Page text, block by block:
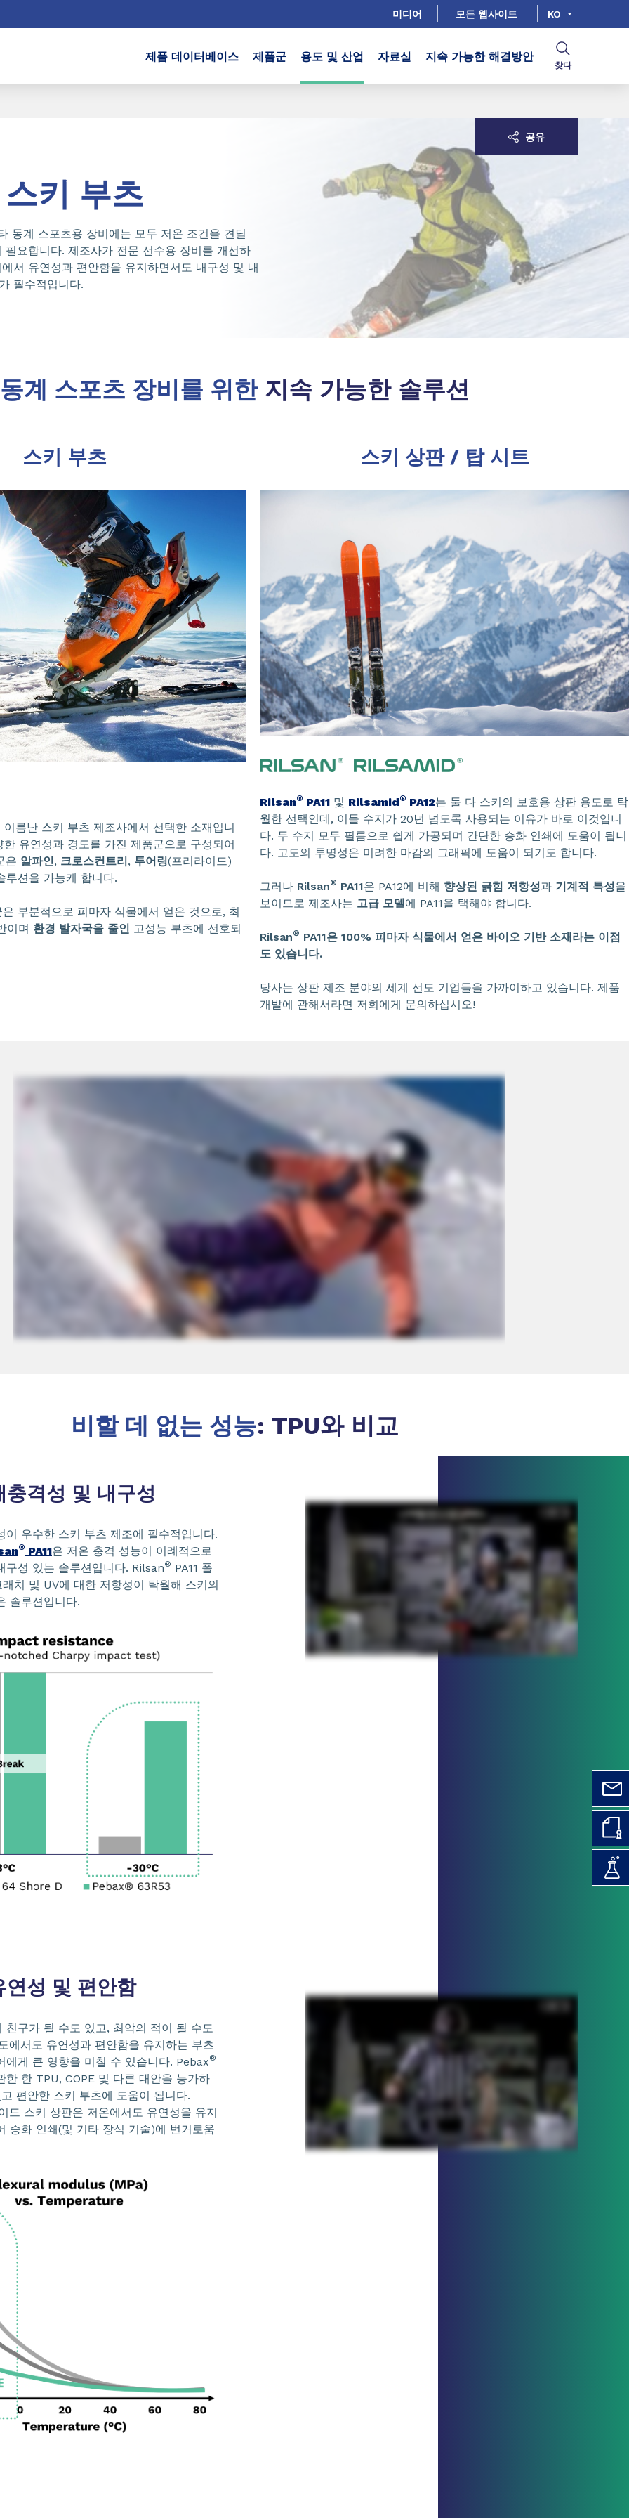
미디어 모든 웹사이트 KO
제품 데이터베이스 제품군 용도 및 산업 자료실 지속 가능한 해결방안
찾다
키 부츠
동계 스포츠용 장비에는 모두 저온 조건을 견딜
필요합니다. 제조사가 전문 선수용 장비를 개선하
서 유연성과 편안함을 유지하면서도 내구성 및 내
필수적입니다.
공유
동계 스포츠 장비를 위한지속 가능한 솔루션
스키 부츠
이름난 스키 부츠 제조사에서 선택한 소재입니
한 유연성과 경도를 가진 제품군으로 구성되어
은 알파인, 크로스컨트리, 투어링(프리라이드)
루션을 가능케 합니다.
은 부분적으로 피마자 식물에서 얻은 것으로, 최
이며 환경 발자국을 줄인 고성능 부츠에 선호되
스키 상판 / 탑 시트
Rilsan® PA11 및 Rilsamid® PA12는 둘 다 스키의 보호용 상판 용도로 탁
월한 선택인데, 이들 수지가 20년 넘도록 사용되는 이유가 바로 이것입니
다. 두 수지 모두 필름으로 쉽게 가공되며 간단한 승화 인쇄에 도움이 됩니
다. 고도의 투명성은 미려한 마감의 그래픽에 도움이 되기도 합니다.
그러나 Rilsan® PA11은 PA12에 비해 향상된 긁힘 저항성과 기계적 특성을
보이므로 제조사는 고급 모델에 PA11을 택해야 합니다.
Rilsan® PA11은 100% 피마자 식물에서 얻은 바이오 기반 소재라는 이점
도 있습니다.
당사는 상판 제조 분야의 세계 선도 기업들을 가까이하고 있습니다. 제품
개발에 관해서라면 저희에게 문의하십시오!
비할 데 없는 성능: TPU와 비교
충격성 및 내구성
이 우수한 스키 부츠 제조에 필수적입니다.
® PA11은 저온 충격 성능이 이례적으로
구성 있는 솔루션입니다. Rilsan® PA11 폴
치 및 UV에 대한 저항성이 탁월해 스키의
솔루션입니다.
연성 및 편안함
친구가 될 수도 있고, 최악의 적이 될 수도
에서도 유연성과 편안함을 유지하는 부츠
에게 큰 영향을 미칠 수 있습니다. Pebax®
한 한 TPU, COPE 및 다른 대안을 능가하
편안한 스키 부츠에 도움이 됩니다.
드 스키 상판은 저온에서도 유연성을 유지
승화 인쇄(및 기타 장식 기술)에 번거로움